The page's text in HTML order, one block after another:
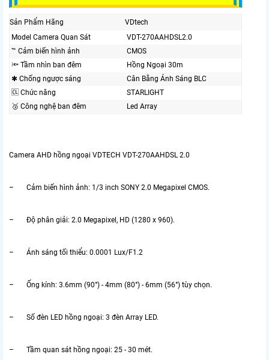
Sản Phẩm Hãng
VDtech
Model Camera Quan Sát
VDT-270AAHDSL2.0
™️ Cảm biến hình ảnh
CMOS
🔦 Tầm nhìn ban đêm
Hồng Ngoại 30m
✱ Chống ngược sáng
Cân Bằng Ánh Sáng BLC
🆑 Chức năng
STARLIGHT
🥉 Công nghệ ban đêm
Led Array
Camera AHD hồng ngoại VDTECH VDT-270AAHDSL 2.0
– Cảm biến hình ảnh: 1/3 inch SONY 2.0 Megapixel CMOS.
– Độ phân giải: 2.0 Megapixel, HD (1280 x 960).
– Ánh sáng tối thiểu: 0.0001 Lux/F1.2
– Ống kính: 3.6mm (90°) - 4mm (80°) - 6mm (56°) tùy chọn.
– Số đèn LED hồng ngoại: 3 đèn Array LED.
– Tầm quan sát hồng ngoại: 25 - 30 mét.